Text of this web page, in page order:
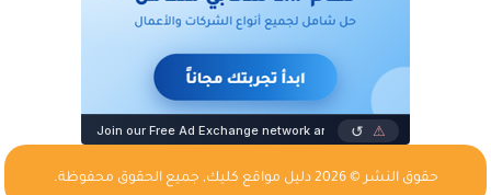
حقوق النشر © 2026 دليل مواقع كليك, جميع الحقوق محفوظة.